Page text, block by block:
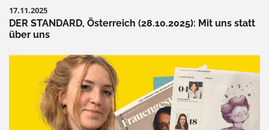
17.11.2025
DER STANDARD, Österreich (28.10.2025): Mit uns statt
über uns